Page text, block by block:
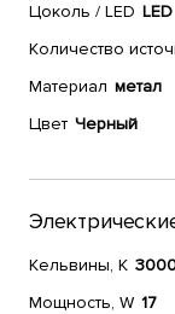
Цоколь / LED LED
Количество
Материал метал
Цвет Черный
Кельвины, К
Мощность, W 17